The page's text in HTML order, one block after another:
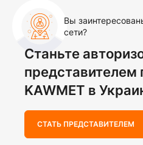
Вы
сети?
Станьте
представителем
KAWMET в
СТАТЬ ПРЕДСТАВИТЕЛЕМ